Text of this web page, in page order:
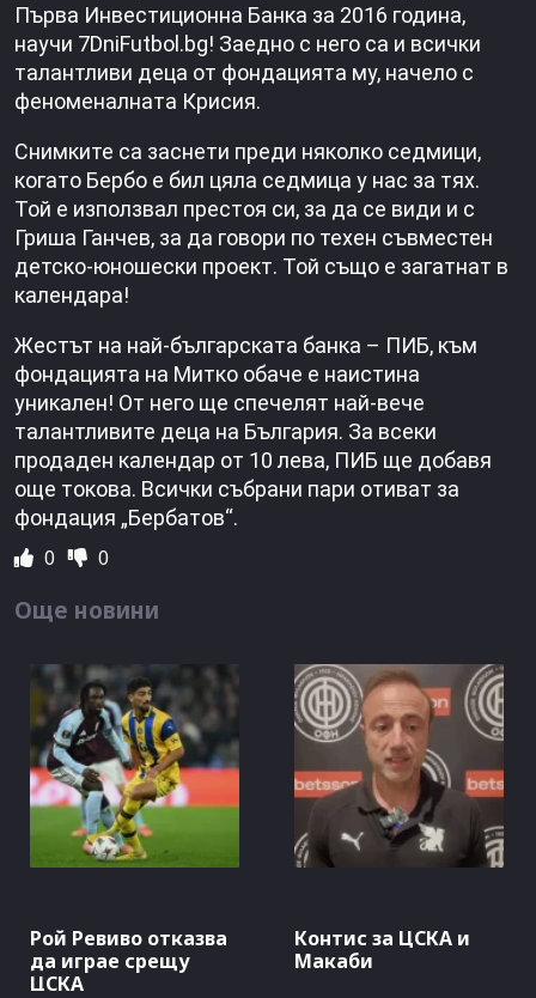
Първа Инвестиционна Банка за 2016 година,
научи 7DniFutbol.bg! Заедно с него са и всички
талантливи деца от фондацията му, начело с
феноменалната Крисия.
Снимките са заснети преди няколко седмици,
когато Бербо е бил цяла седмица у нас за тях.
Той е използвал престоя си, за да се види и с
Гриша Ганчев, за да говори по техен съвместен
детско-юношески проект. Той също е загатнат в
календара!
Жестът на най-българската банка – ПИБ, към
фондацията на Митко обаче е наистина
уникален! От него ще спечелят най-вече
талантливите деца на България. За всеки
продаден календар от 10 лева, ПИБ ще добавя
още токова. Всички събрани пари отиват за
фондация „Бербатов“.
0 0
Още новини
Рой Ревиво отказва
да играе срещу
ЦСКА
Контис за ЦСКА и
Макаби